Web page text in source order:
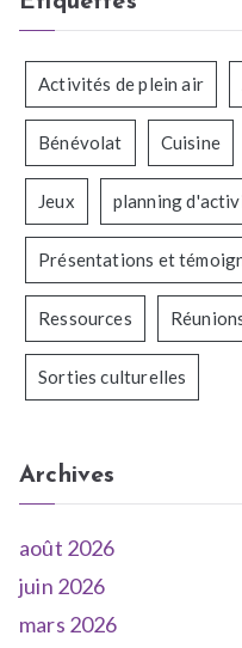
Activités de plein air
Bénévolat Cuisine
Jeux planning
Présentations et
Ressources
Sorties culturelles
Archives
août 2026
juin 2026
mars 2026